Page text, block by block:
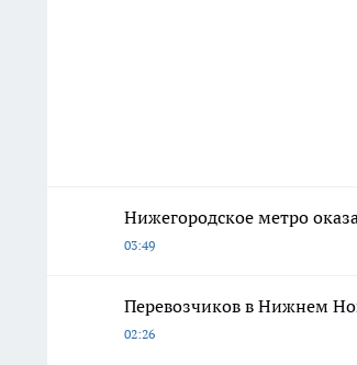
Нижегородское метро
03:49
Перевозчиков в Нижнем
02:26